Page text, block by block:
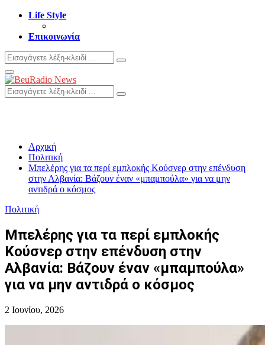
Life Style
Επικοινωνία
Search
for:
Search
Primary
Menu
Search
for:
Search
Αρχική
Πολιτική
Μπελέρης για τα περί εμπλοκής Κούσνερ στην επένδυση
στην Αλβανία: Bάζουν έναν «μπαμπούλα» για να μην
αντιδρά ο κόσμος
Πολιτική
Μπελέρης για τα περί εμπλοκής
Κούσνερ στην επένδυση στην
Αλβανία: Bάζουν έναν «μπαμπούλα»
για να μην αντιδρά ο κόσμος
2 Ιουνίου, 2026